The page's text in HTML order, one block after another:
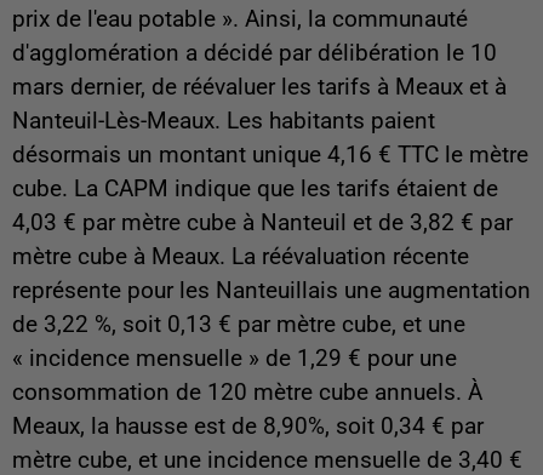
prix de l'eau potable ». Ainsi, la communauté
d'agglomération a décidé par délibération le 10
mars dernier, de réévaluer les tarifs à Meaux et à
Nanteuil-Lès-Meaux. Les habitants paient
désormais un montant unique 4,16 € TTC le mètre
cube. La CAPM indique que les tarifs étaient de
4,03 € par mètre cube à Nanteuil et de 3,82 € par
mètre cube à Meaux. La réévaluation récente
représente pour les Nanteuillais une augmentation
de 3,22 %, soit 0,13 € par mètre cube, et une
« incidence mensuelle » de 1,29 € pour une
consommation de 120 mètre cube annuels. À
Meaux, la hausse est de 8,90%, soit 0,34 € par
mètre cube, et une incidence mensuelle de 3,40 €